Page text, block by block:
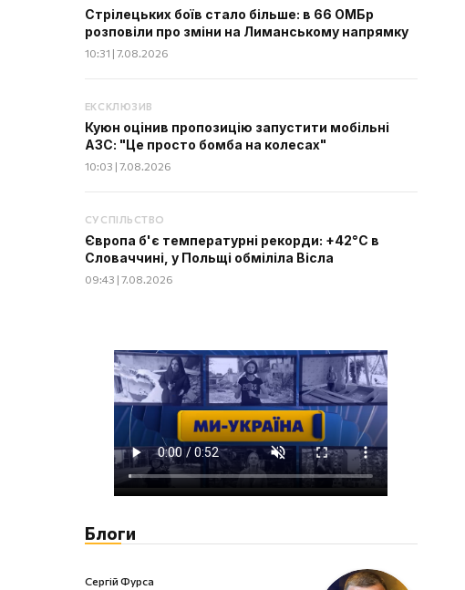
Стрілецьких боїв стало більше: в 66 ОМБр
розповіли про зміни на Лиманському напрямку
10:31 | 7.08.2026
ЕКСКЛЮЗИВ
Куюн оцінив пропозицію запустити мобільні
АЗС: "Це просто бомба на колесах"
10:03 | 7.08.2026
СУСПІЛЬСТВО
Європа б'є температурні рекорди: +42°C в
Словаччині, у Польщі обміліла Вісла
09:43 | 7.08.2026
Блоги
Сергій Фурса